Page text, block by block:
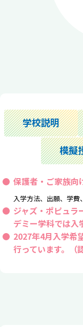
学校説明
模擬
保護者・ご家族向
入学方法、出願、学費
ジャズ・ポピュラ
デミー学科では入
2027年4月入学希
行っています。（